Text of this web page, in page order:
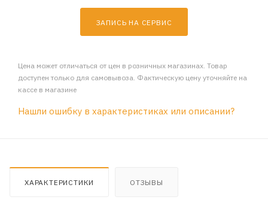
ЗАПИСЬ НА СЕРВИС
Цена может отличаться от цен в розничных магазинах. Товар
доступен только для самовывоза. Фактическую цену уточняйте на
кассе в магазине
Нашли ошибку в характеристиках или описании?
ХАРАКТЕРИСТИКИ ОТЗЫВЫ